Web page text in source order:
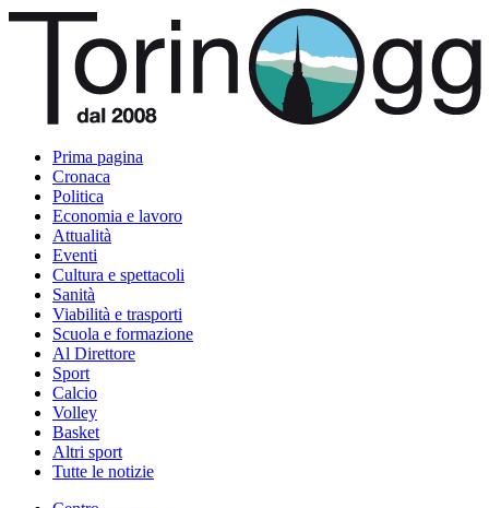
Prima pagina
Cronaca
Politica
Economia e lavoro
Attualità
Eventi
Cultura e spettacoli
Sanità
Viabilità e trasporti
Scuola e formazione
Al Direttore
Sport
Calcio
Volley
Basket
Altri sport
Tutte le notizie